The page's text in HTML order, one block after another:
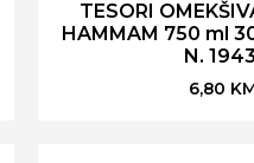
TESORI
HAMMAM 750 ml
N.
6,80